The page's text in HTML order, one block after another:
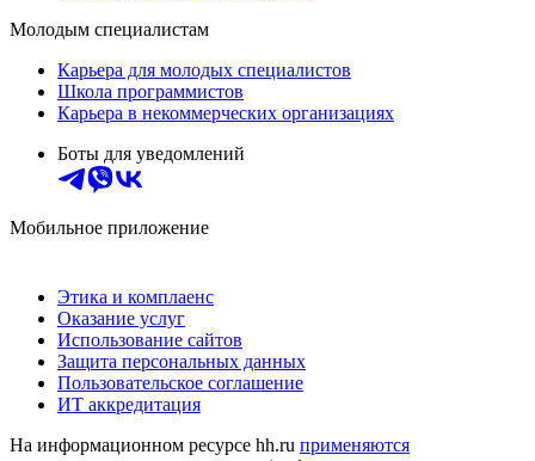
Молодым специалистам
Карьера для молодых специалистов
Школа программистов
Карьера в некоммерческих организациях
Боты для уведомлений
Мобильное приложение
Этика и комплаенс
Оказание услуг
Использование сайтов
Защита персональных данных
Пользовательское соглашение
ИТ аккредитация
На информационном ресурсе hh.ru применяются